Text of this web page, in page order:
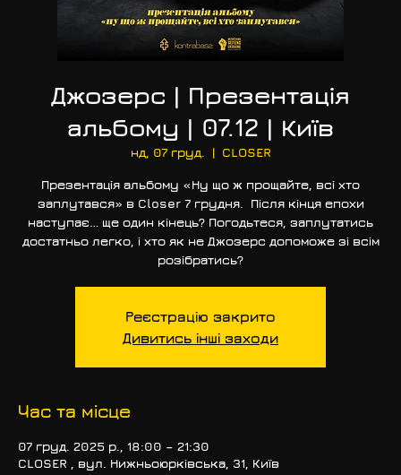
Джозерс | Презентація
альбому | 07.12 | Київ
нд, 07 груд.
  |
CLOSER
Презентація альбому «Ну що ж прощайте, всі хто
заплутався» в Closer 7 грудня. Після кінця епохи
наступає… ще один кінець? Погодьтеся, заплутатись
достатньо легко, і хто як не Джозерс допоможе зі всім
розібратись?
Реєстрацію закрито
Дивитись інші заходи
Час та місце
07 груд. 2025 р., 18:00 – 21:30
CLOSER , вул. Нижньоюрківська, 31, Київ